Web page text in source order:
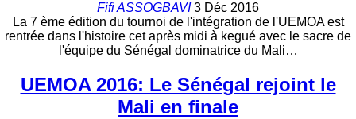
Fifi ASSOGBAVI3 Déc 2016
La 7 ème édition du tournoi de l'intégration de l'UEMOA est
rentrée dans l'histoire cet après midi à kegué avec le sacre de
l'équipe du Sénégal dominatrice du Mali…
UEMOA 2016: Le Sénégal rejoint le
Mali en finale